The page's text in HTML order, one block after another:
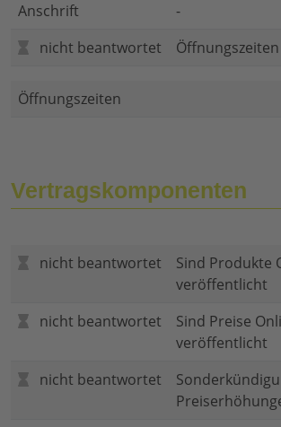
Anschrift
-
nicht beantwortet
Öffnungszeiten
Vertragskomponenten
nicht beantwortet
Sind Produkte
veröffentlicht
nicht beantwortet
Sind Preise
veröffentlicht
nicht beantwortet